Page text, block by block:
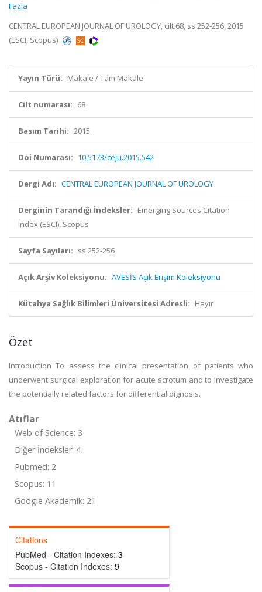
Fazla
CENTRAL EUROPEAN JOURNAL OF UROLOGY, cilt.68, ss.252-256, 2015
(ESCI, Scopus)
Yayın Türü: Makale / Tam Makale
Cilt numarası: 68
Basım Tarihi: 2015
Doi Numarası: 10.5173/ceju.2015.542
Dergi Adı: CENTRAL EUROPEAN JOURNAL OF UROLOGY
Derginin Tarandığı İndeksler: Emerging Sources Citation
Index (ESCI), Scopus
Sayfa Sayıları: ss.252-256
Açık Arşiv Koleksiyonu: AVESİS Açık Erişim Koleksiyonu
Kütahya Sağlık Bilimleri Üniversitesi Adresli: Hayır
Özet
Introduction To assess the clinical presentation of patients who
underwent surgical exploration for acute scrotum and to investigate
the potentially related factors for differential dignosis.
Atıflar
Web of Science: 3
Diğer İndeksler: 4
Pubmed: 2
Scopus: 11
Google Akademik: 21
Citations
PubMed - Citation Indexes: 3
Scopus - Citation Indexes: 9